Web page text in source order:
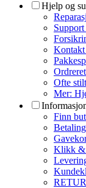
Hjelp og
Kontakt
Ofte
Mer:
Finn
Klikk &